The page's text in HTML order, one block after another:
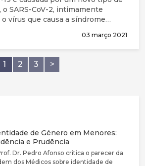
SARS-CoV-2, intimamente
vírus que causa a síndrome
viral. O vírus é uma cadeia
em proteína, e o
de entrada na célula é através da
ACE2, que é encontrado na
03 março 2021
1 2 3 >
de Género em Menores:
e Prudência
Dr. Pedro Afonso critica o parecer da
dos Médicos sobre identidade de